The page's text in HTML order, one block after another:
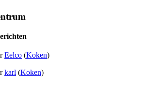
Eelco (Koken)
karl (Koken)